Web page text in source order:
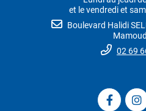
et le vendredi et
Boulevard Halidi
02 69